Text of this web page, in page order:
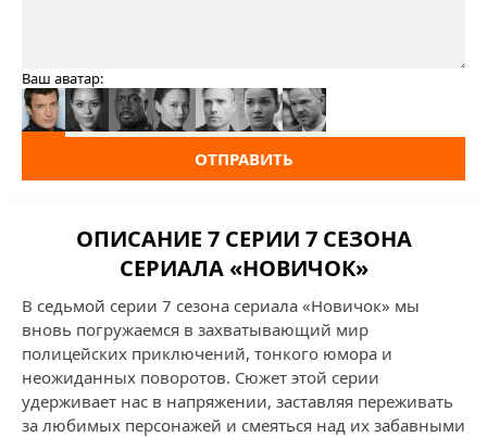
Ваш аватар:
ОТПРАВИТЬ
ОПИСАНИЕ 7 СЕРИИ 7 СЕЗОНА
СЕРИАЛА «НОВИЧОК»
В седьмой серии 7 сезона сериала «Новичок» мы
вновь погружаемся в захватывающий мир
полицейских приключений, тонкого юмора и
неожиданных поворотов. Сюжет этой серии
удерживает нас в напряжении, заставляя переживать
за любимых персонажей и смеяться над их забавными